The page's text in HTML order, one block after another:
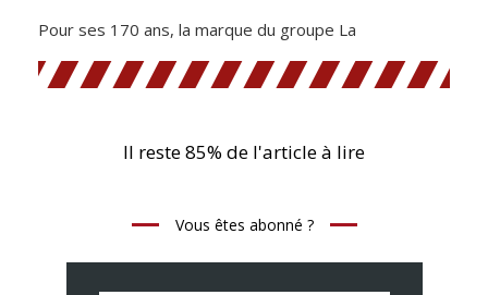
Pour ses 170 ans, la marque du groupe La
Il reste 85% de l'article à lire
Vous êtes abonné ?